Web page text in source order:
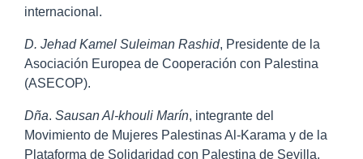
internacional.
D. Jehad Kamel Suleiman Rashid, Presidente de la
Asociación Europea de Cooperación con Palestina
(ASECOP).
Dña. Sausan Al-khouli Marín, integrante del
Movimiento de Mujeres Palestinas Al-Karama y de la
Plataforma de Solidaridad con Palestina de Sevilla.